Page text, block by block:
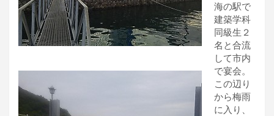
海の駅で
建築学科
同級生２
名と合流
して市内
で宴会。
この辺り
から梅雨
に入り、